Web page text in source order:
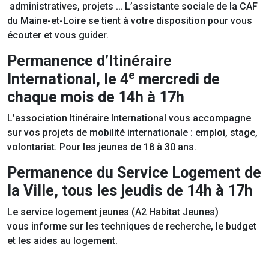
administratives, projets … L’assistante sociale de la CAF
du Maine-et-Loire se tient à votre disposition pour vous
écouter et vous guider.
Permanence d’Itinéraire
International, le 4e mercredi de
chaque mois de 14h à 17h
L’association Itinéraire International vous accompagne
sur vos projets de mobilité internationale : emploi, stage,
volontariat. Pour les jeunes de 18 à 30 ans.
Permanence du Service Logement de
la Ville, tous les jeudis de 14h à 17h
Le service logement jeunes (A2 Habitat Jeunes)
vous informe sur les techniques de recherche, le budget
et les aides au logement.